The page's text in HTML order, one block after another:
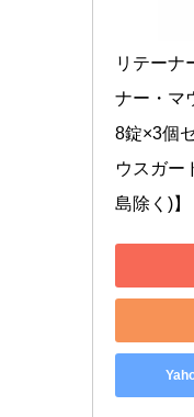
リテーナ
ナー・マ
8錠×3個
ウスガー
島除く)】